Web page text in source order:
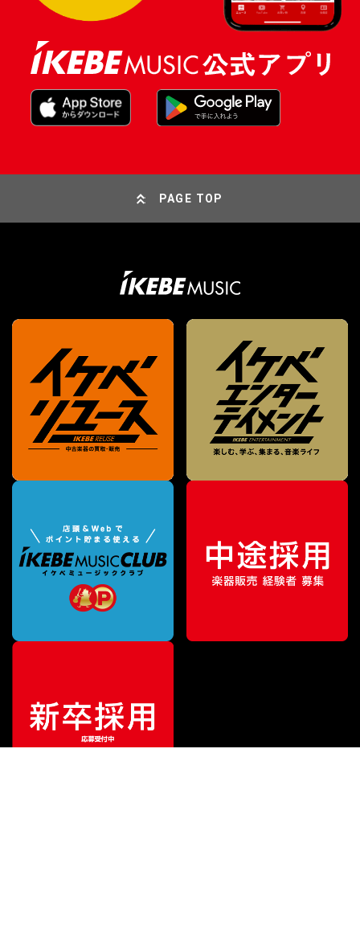
販売価格¥40,150（税込）
PAGE TOP